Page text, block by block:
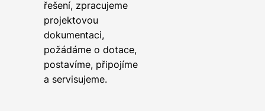
řešení, zpracujeme
projektovou
dokumentaci,
požádáme o dotace,
postavíme, připojíme
a servisujeme.